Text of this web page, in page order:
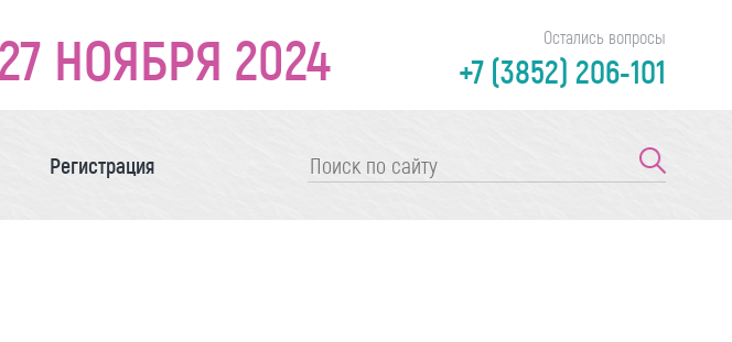
НОЯБРЯ 2024 Остались вопросы
+7 (3852) 206-101
Регистрация